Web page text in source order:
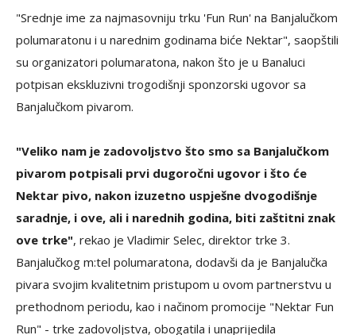
"Srednje ime za najmasovniju trku 'Fun Run' na Banjalučkom
polumaratonu i u narednim godinama biće Nektar", saopštili
su organizatori polumaratona, nakon što je u Banaluci
potpisan ekskluzivni trogodišnji sponzorski ugovor sa
Banjalučkom pivarom.
"Veliko nam je zadovoljstvo što smo sa Banjalučkom
pivarom potpisali prvi dugoročni ugovor i što će
Nektar pivo, nakon izuzetno uspješne dvogodišnje
saradnje, i ove, ali i narednih godina, biti zaštitni znak
ove trke", rekao je Vladimir Selec, direktor trke 3.
Banjalučkog m:tel polumaratona, dodavši da je Banjalučka
pivara svojim kvalitetnim pristupom u ovom partnerstvu u
prethodnom periodu, kao i načinom promocije "Nektar Fun
Run" - trke zadovoljstva, obogatila i unaprijedila